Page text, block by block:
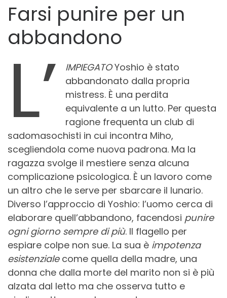
Farsi punire per un
abbandono
L’ IMPIEGATOYoshio è stato
abbandonato dalla propria
mistress. È una perdita
equivalente a un lutto. Per questa
ragione frequenta un club di
sadomasochisti in cui incontra Miho,
scegliendola come nuova padrona. Ma la
ragazza svolge il mestiere senza alcuna
complicazione psicologica. È un lavoro come
un altro che le serve per sbarcare il lunario.
Diverso l’approccio di Yoshio: l’uomo cerca di
elaborare quell’abbandono, facendosi punire
ogni giorno sempre di più. Il flagello per
espiare colpe non sue. La sua è impotenza
esistenzialecome quella della madre, una
donna che dalla morte del marito non si è più
alzata dal letto ma che osserva tutto e